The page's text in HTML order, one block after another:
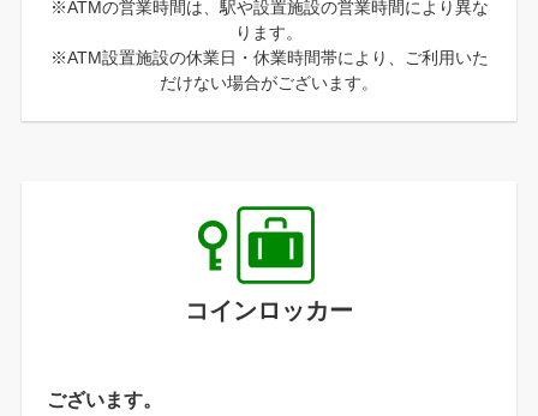
※ATMの営業時間は、駅や設置施設の営業時間により異な
ります。
※ATM設置施設の休業日・休業時間帯により、ご利用いた
だけない場合がございます。
コインロッカー
ございます。